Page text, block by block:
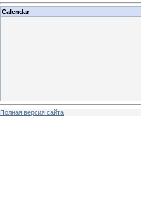
Calendar
Полная версия сайта